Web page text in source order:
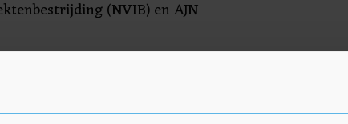
(NVIB) en AJN
richtlijn kinderen, en
vaak onnodig moeten